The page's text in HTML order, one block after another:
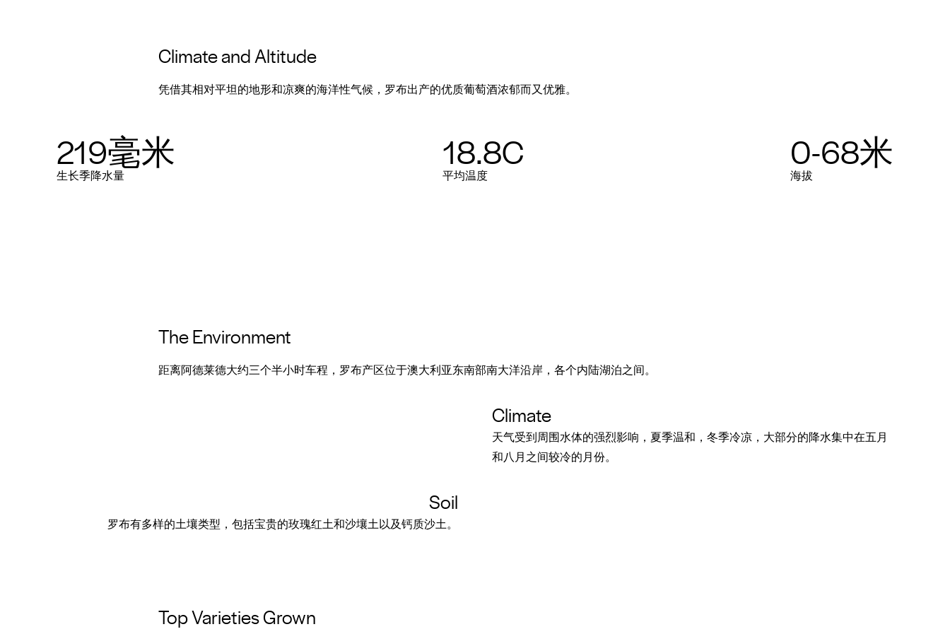
Climate and Altitude
凭借其相对平坦的地形和凉爽的海洋性气候，罗布出产的优质葡萄酒浓郁而又优雅。
219毫米
生长季降水量
18.8C
平均温度
0-68米
海拔
The Environment
距离阿德莱德大约三个半小时车程，罗布产区位于澳大利亚东南部南大洋沿岸，各个内陆湖泊之间。
Climate
天气受到周围水体的强烈影响，夏季温和，冬季冷凉，大部分的降水集中在五月
和八月之间较冷的月份。
Soil
罗布有多样的土壤类型，包括宝贵的玫瑰红土和沙壤土以及钙质沙土。
Top Varieties Grown